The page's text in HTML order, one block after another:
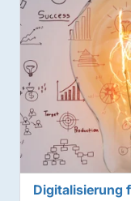
Digitalisierung